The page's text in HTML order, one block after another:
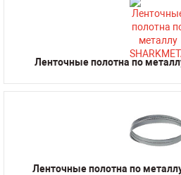
Ленточные полотна по
Ленточные полотна по